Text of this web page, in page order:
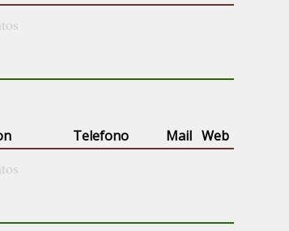
Telefono Mail Web